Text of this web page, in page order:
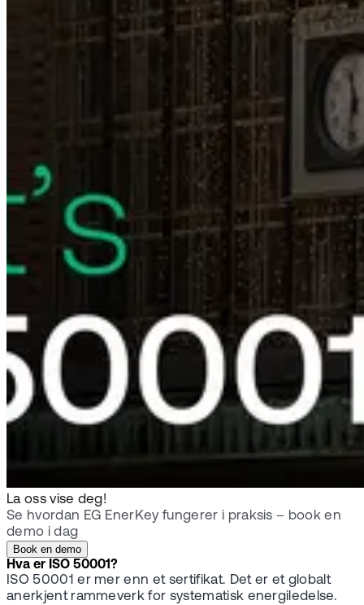
La oss vise deg!
Se hvordan EG EnerKey fungerer i praksis – book en
demo i dag
Book en demo
Hva er ISO 50001?
ISO 50001 er mer enn et sertifikat. Det er et globalt
anerkjent rammeverk for systematisk energiledelse.